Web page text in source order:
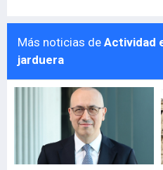
Más noticias de Actividad
jarduera